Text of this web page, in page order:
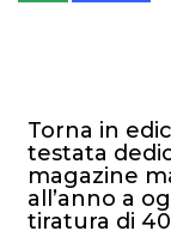
Torna in
testata
magazine
all’anno a
tiratura di